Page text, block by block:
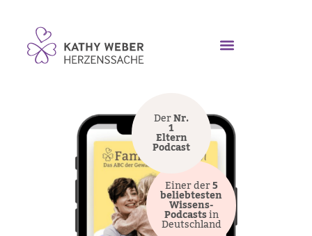
Einer der5
beliebtesten
Wissens-
Podcastsin
Deutschland
DerNr.
1
Eltern
Podcast